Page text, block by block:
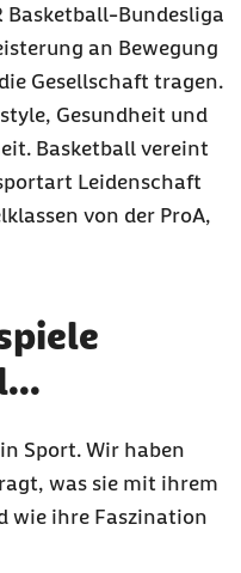
Basketball-Bundesliga
an Bewegung
Gesellschaft tragen.
, Gesundheit und
Basketball vereint
Leidenschaft
von der ProA,
Sport. Wir haben
was sie mit ihrem
wie ihre Faszination